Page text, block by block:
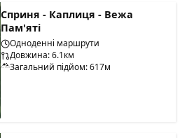
Сприня - Каплиця - Вежа
Пам'яті
Одноденні маршрути
Довжина: 6.1км
Загальний підйом: 617м